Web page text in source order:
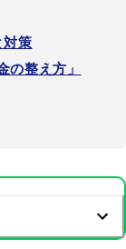
対策
の整え方」